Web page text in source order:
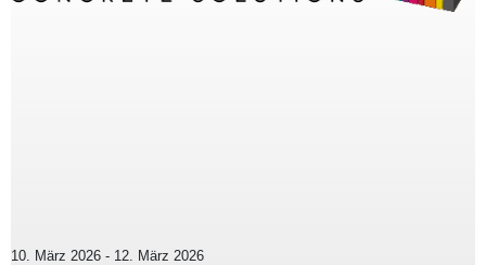
10. März 2026 - 12. März 2026